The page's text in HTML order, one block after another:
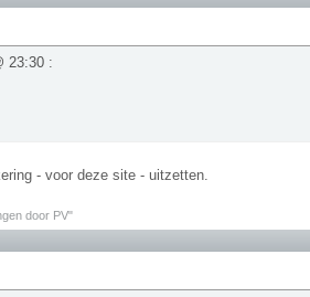
23:30 :
- voor deze site - uitzetten.
door PV"